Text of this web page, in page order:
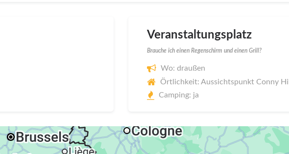
Veranstaltungsplatz
Brauche ich einen Regenschirm und einen Grill?
Wo: draußen
Örtlichkeit: Aussichtspunkt Conny Hill
Camping: ja